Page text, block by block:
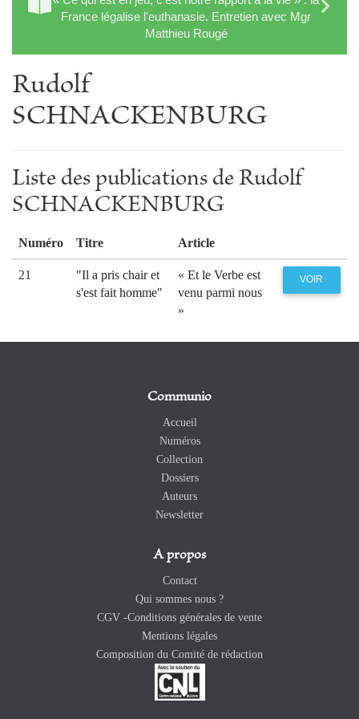
France légalise l'euthanasie. Entretien avec Mgr
Matthieu Rougé
Rudolf
SCHNACKENBURG
Liste des publications de Rudolf
SCHNACKENBURG
Numéro Titre Article
21
"Il a pris chair et
s'est fait homme"
« Et le Verbe est
venu parmi nous
»
VOIR
Communio
Accueil
Numéros
Collection
Dossiers
Auteurs
Newsletter
A propos
Contact
Qui sommes nous ?
CGV -Conditions générales de vente
Mentions légales
Composition du Comité de rédaction